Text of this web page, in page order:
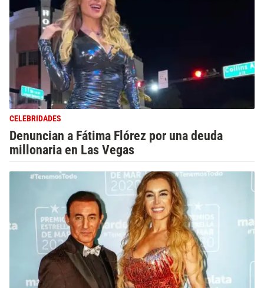
CELEBRIDADES
Denuncian a Fátima Flórez por una deuda
millonaria en Las Vegas